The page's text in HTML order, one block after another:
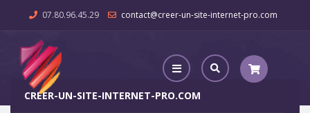
07.80.96.45.29 contact@creer-un-site-internet-pro.com
CREER-UN-SITE-INTERNET-PRO.COM